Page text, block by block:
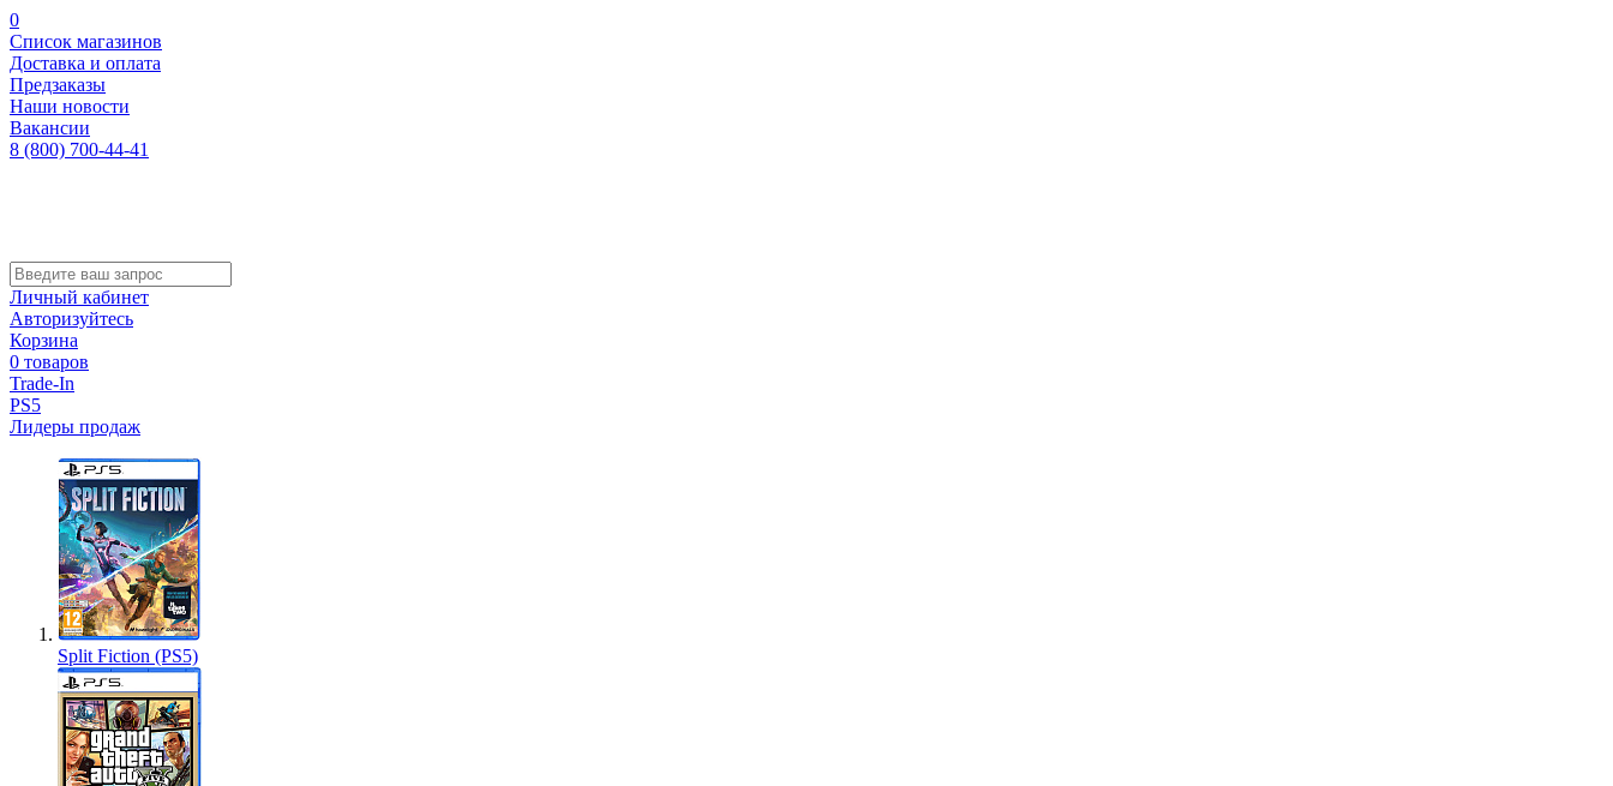
0
Список магазинов
Доставка и оплата
Предзаказы
Наши новости
Вакансии
8 (800) 700-44-41
Личный кабинет
Авторизуйтесь
Корзина
0 товаров
Trade-In
PS5
Лидеры продаж
Split Fiction (PS5)